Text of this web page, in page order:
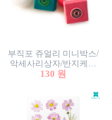
부직포 쥬얼리 미니박스/
악세사리상자/반지케이
스/반지상자/귀걸이상자/
130 원